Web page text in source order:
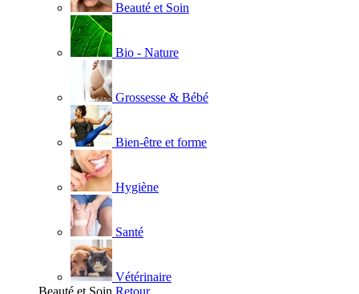
Beauté et Soin
Bio - Nature
Grossesse & Bébé
Bien-être et forme
Hygiène
Santé
Vétérinaire
Beauté et Soin Retour